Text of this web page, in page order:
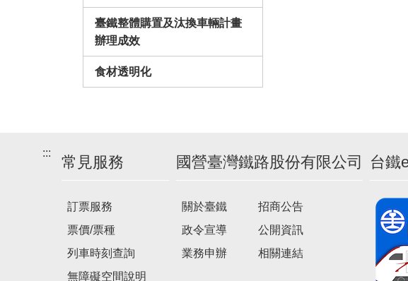
臺鐵整體購置及汰換車輛計畫
辦理成效
食材透明化
:::
常見服務
訂票服務
票價/票種
列車時刻查詢
無障礙空間說明
國營臺灣鐵路股份有限公司
關於臺鐵
政令宣導
業務申辦
招商公告
公開資訊
相關連結
台鐵